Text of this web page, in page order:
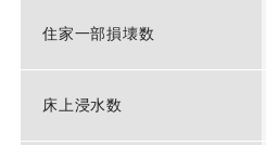
住家一部損壊数
床上浸水数